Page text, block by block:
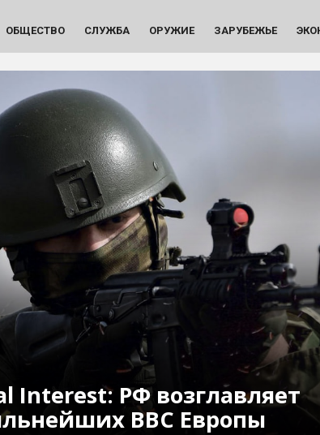
ОБЩЕСТВО СЛУЖБА ОРУЖИЕ ЗАРУБЕЖЬЕ
Interest: РФ возглавляет
ВВС Европы